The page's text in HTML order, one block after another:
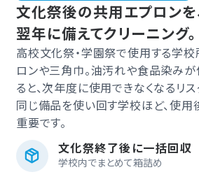
文化祭後の共用エプロンを
翌年に備えてクリーニング。
高校文化祭・学園祭で使用する学
ロンや三角巾。油汚れや食品染み
ると、次年度に使用できなくなるリ
同じ備品を使い回す学校ほど、使用
重要です。
文化祭終了後に一括回収
学校内でまとめて箱詰め